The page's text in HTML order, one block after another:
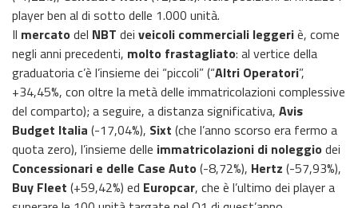
player ben al di sotto delle 1.000 unità.
Il mercato del NBT dei veicoli commerciali leggeriè, come
negli anni precedenti, molto frastagliato: al vertice della
graduatoria c’è l’insieme dei “piccoli” (“Altri Operatori”,
+34,45%, con oltre la metà delle immatricolazioni complessive
del comparto); a seguire, a distanza significativa, Avis
Budget Italia (-17,04%), Sixt (che l’anno scorso era fermo a
quota zero), l’insieme delle immatricolazioni di noleggio dei
Concessionari e delle Case Auto (-8,72%), Hertz (-57,93%),
Buy Fleet (+59,42%) ed Europcar, che è l’ultimo dei player a